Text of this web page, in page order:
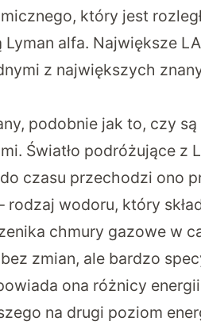
który jest
alfa. Największe
z największych
podobnie jak to, czy są
Światło podróżujące z
czasu przechodzi ono
wodoru, który
chmury gazowe w
zmian, ale bardzo
ona różnicy energii
na drugi poziom